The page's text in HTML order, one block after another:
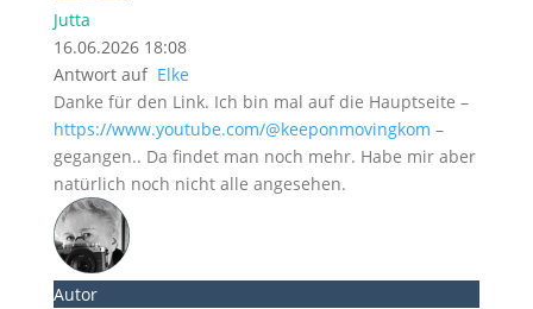
Jutta
16.06.2026 18:08
Antwort auf Elke
Danke für den Link. Ich bin mal auf die Hauptseite –
https://www.youtube.com/@keeponmovingkom –
gegangen.. Da findet man noch mehr. Habe mir aber
natürlich noch nicht alle angesehen.
Autor